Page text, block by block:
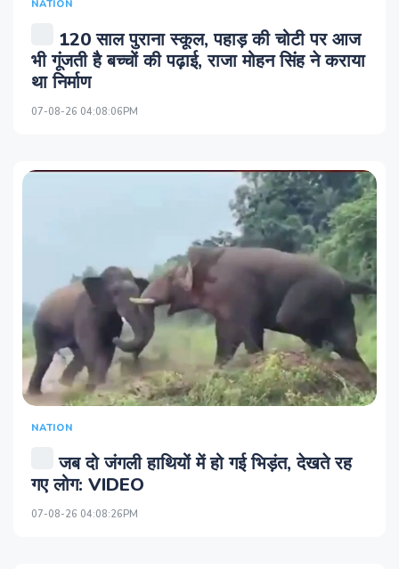
NATION
120 साल पुराना स्कूल, पहाड़ की चोटी पर आज
भी गूंजती है बच्चों की पढ़ाई, राजा मोहन सिंह ने कराया
था निर्माण
07-08-26 04:08:06PM
NATION
जब दो जंगली हाथियों में हो गई भिड़ंत, देखते रह
गए लोग: VIDEO
07-08-26 04:08:26PM